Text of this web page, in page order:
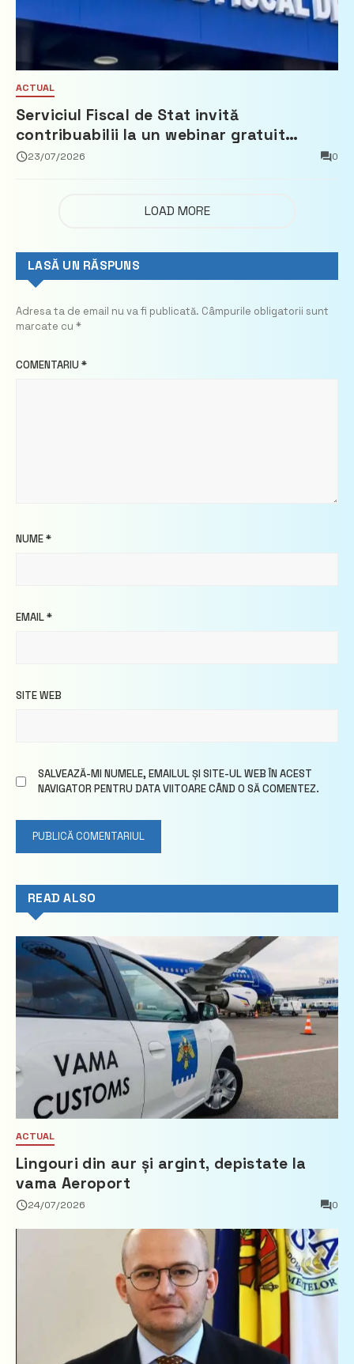
ACTUAL
Serviciul Fiscal de Stat invită
contribuabilii la un webinar gratuit
privind calculul impozitului pe bunurile
23/07/2026 0
LOAD MORE
LASĂ UN RĂSPUNS
Adresa ta de email nu va fi publicată. Câmpurile obligatorii sunt
marcate cu *
COMENTARIU *
NUME*
EMAIL*
SITE WEB
SALVEAZĂ-MI NUMELE, EMAILUL ȘI SITE-UL WEB ÎN ACEST
NAVIGATOR PENTRU DATA VIITOARE CÂND O SĂ COMENTEZ.
READ ALSO
ACTUAL
Lingouri din aur și argint, depistate la
vama Aeroport
24/07/2026 0